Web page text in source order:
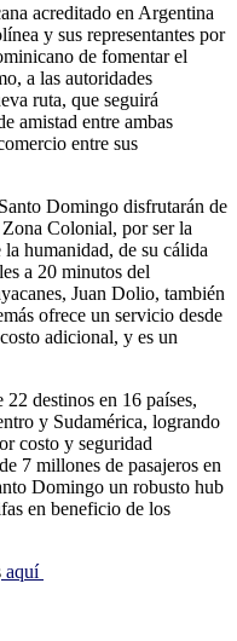
acreditado en Argentina
y sus representantes por
de fomentar el
a las autoridades
ruta, que seguirá
amistad entre ambas
entre sus
Domingo disfrutarán de
Colonial, por ser la
humanidad, de su cálida
a 20 minutos del
Juan Dolio, también
ofrece un servicio desde
adicional, y es un
destinos en 16 países,
y Sudamérica, logrando
costo y seguridad
7 millones de pasajeros en
Domingo un robusto hub
en beneficio de los
aquí